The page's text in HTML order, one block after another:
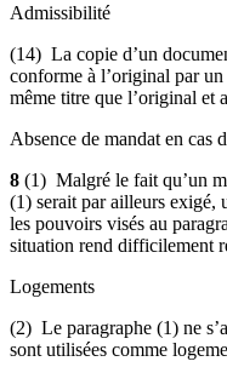
Admissibilité
(14) La copie d’un
conforme à l’original par
même titre que l’original et
Absence de mandat en cas
8 (1) Malgré le fait qu’un
(1) serait par ailleurs exigé,
les pouvoirs visés au
situation rend difficilement
Logements
(2) Le paragraphe (1) ne
sont utilisées comme